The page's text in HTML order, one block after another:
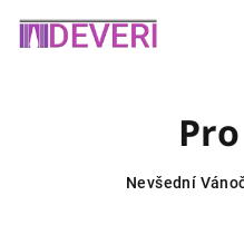
Nevšední